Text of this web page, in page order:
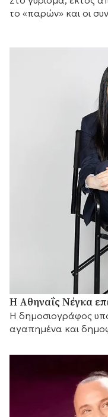
το «παρών» και οι
Η Αθηναΐς Νέγκα
H δημοσιογράφος
αγαπημένα και